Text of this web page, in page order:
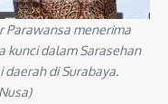
Parawansa menerima
kunci dalam Sarasehan
daerah di Surabaya.